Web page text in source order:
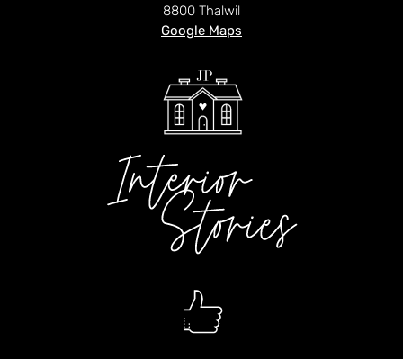
8800 Thalwil
Google Maps